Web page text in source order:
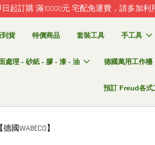
日起訂購 滿10000元 宅配免運費，請多加利
貨 特價商品 套裝工具 手工具
處理 - 砂紙 - 膠 - 漆 - 油 德國萬用工作檯
預訂 Freud各式
國WABECO】